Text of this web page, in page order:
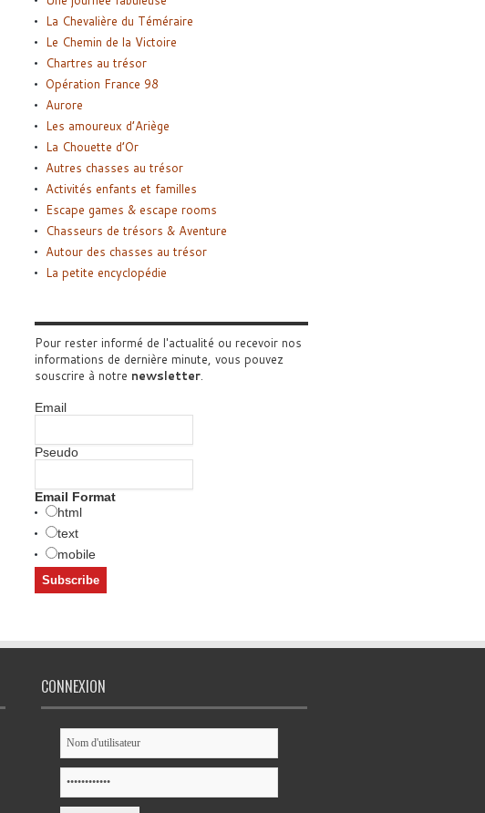
La Chevalière du Téméraire
Le Chemin de la Victoire
Chartres au trésor
Opération France 98
Aurore
Les amoureux d’Ariège
La Chouette d’Or
Autres chasses au trésor
Activités enfants et familles
Escape games & escape rooms
Chasseurs de trésors & Aventure
Autour des chasses au trésor
La petite encyclopédie
Pour rester informé de l'actualité ou recevoir nos
informations de dernière minute, vous pouvez
souscrire à notre newsletter.
Email
Pseudo
Email Format
html
text
mobile
CONNEXION